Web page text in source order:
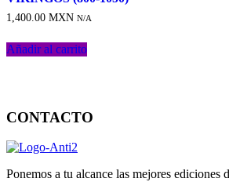
de
deseos
1,400.00 MXN N/A
Añadir al carrito
CONTACTO
Ponemos a tu alcance las mejores ediciones